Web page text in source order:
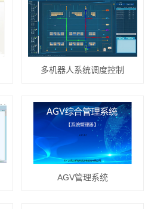
多机器人系统调度控制
AGV管理系统